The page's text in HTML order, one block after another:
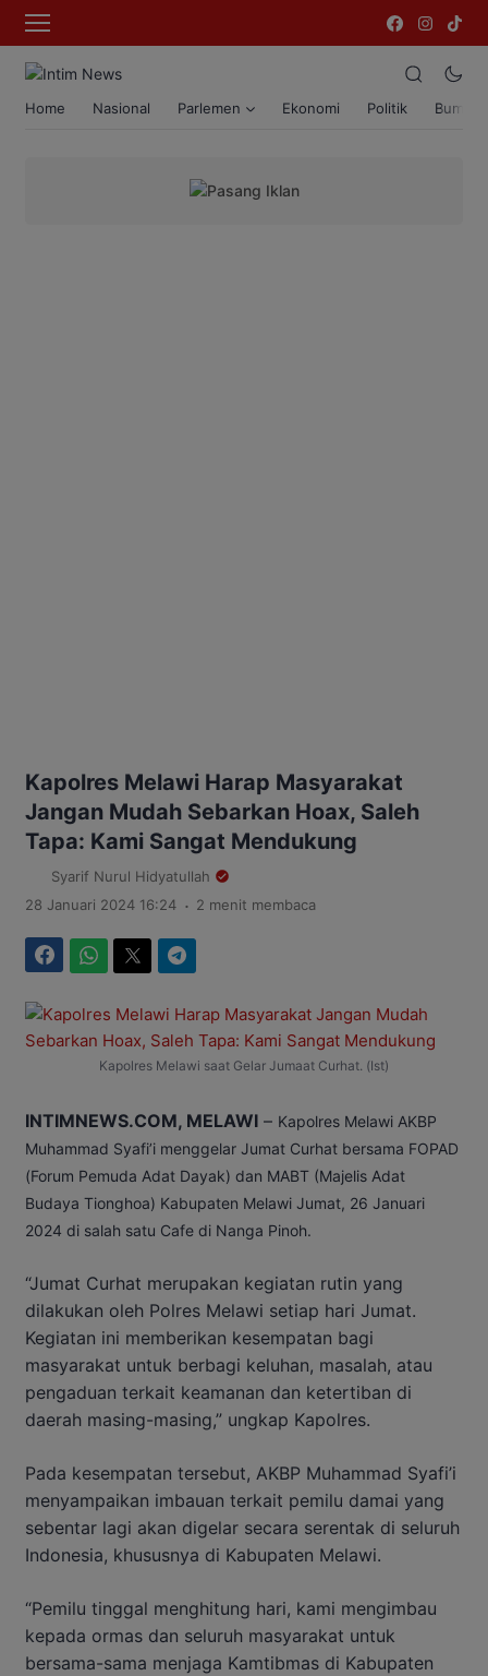
Home Nasional Parlemen Ekonomi Politik Bumi
Kapolres Melawi Harap Masyarakat
Jangan Mudah Sebarkan Hoax, Saleh
Tapa: Kami Sangat Mendukung
Syarif Nurul Hidyatullah
28 Januari 2024 16:24 . 2 menit membaca
Kapolres Melawi saat Gelar Jumaat Curhat. (Ist)
INTIMNEWS.COM, MELAWI – Kapolres Melawi AKBP
Muhammad Syafi’i menggelar Jumat Curhat bersama FOPAD
(Forum Pemuda Adat Dayak) dan MABT (Majelis Adat
Budaya Tionghoa) Kabupaten Melawi Jumat, 26 Januari
2024 di salah satu Cafe di Nanga Pinoh.
“Jumat Curhat merupakan kegiatan rutin yang
dilakukan oleh Polres Melawi setiap hari Jumat.
Kegiatan ini memberikan kesempatan bagi
masyarakat untuk berbagi keluhan, masalah, atau
pengaduan terkait keamanan dan ketertiban di
daerah masing-masing,” ungkap Kapolres.
Pada kesempatan tersebut, AKBP Muhammad Syafi’i
menyampaikan imbauan terkait pemilu damai yang
sebentar lagi akan digelar secara serentak di seluruh
Indonesia, khususnya di Kabupaten Melawi.
“Pemilu tinggal menghitung hari, kami mengimbau
kepada ormas dan seluruh masyarakat untuk
bersama-sama menjaga Kamtibmas di Kabupaten